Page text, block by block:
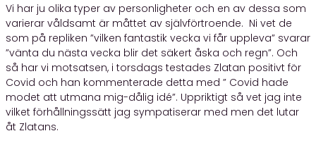
Vi har ju olika typer av personligheter och en av dessa som
varierar våldsamt är måttet av självförtroende. Ni vet de
som på repliken ”vilken fantastik vecka vi får uppleva” svarar
”vänta du nästa vecka blir det säkert åska och regn”. Och
så har vi motsatsen, i torsdags testades Zlatan positivt för
Covid och han kommenterade detta med ” Covid hade
modet att utmana mig-dålig idé”. Uppriktigt så vet jag inte
vilket förhållningssätt jag sympatiserar med men det lutar
åt Zlatans.